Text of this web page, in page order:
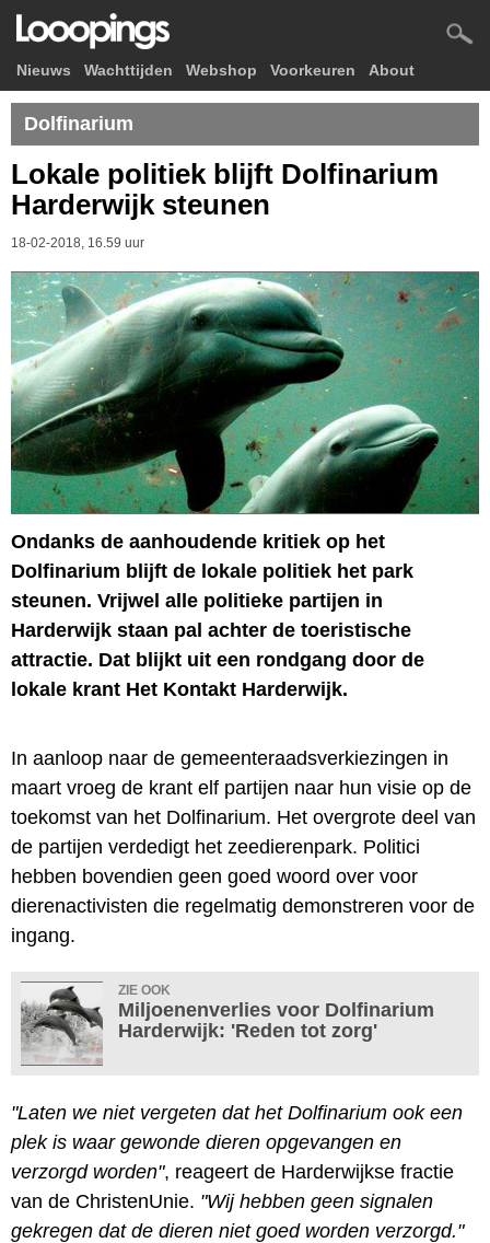
Nieuws Wachttijden Webshop Voorkeuren About
Dolfinarium
Lokale politiek blijft Dolfinarium
Harderwijk steunen
18-02-2018, 16.59 uur
Ondanks de aanhoudende kritiek op het
Dolfinarium blijft de lokale politiek het park
steunen. Vrijwel alle politieke partijen in
Harderwijk staan pal achter de toeristische
attractie. Dat blijkt uit een rondgang door de
lokale krant Het Kontakt Harderwijk.
In aanloop naar de gemeenteraadsverkiezingen in
maart vroeg de krant elf partijen naar hun visie op de
toekomst van het Dolfinarium. Het overgrote deel van
de partijen verdedigt het zeedierenpark. Politici
hebben bovendien geen goed woord over voor
dierenactivisten die regelmatig demonstreren voor de
ingang.
ZIE OOK
Miljoenenverlies voor Dolfinarium
Harderwijk: 'Reden tot zorg'
"Laten we niet vergeten dat het Dolfinarium ook een
plek is waar gewonde dieren opgevangen en
verzorgd worden", reageert de Harderwijkse fractie
van de ChristenUnie. "Wij hebben geen signalen
gekregen dat de dieren niet goed worden verzorgd."